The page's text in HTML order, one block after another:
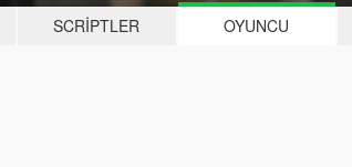
SCRIPTLER OYUNCU